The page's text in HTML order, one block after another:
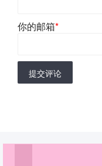
你的邮箱*
提交评论